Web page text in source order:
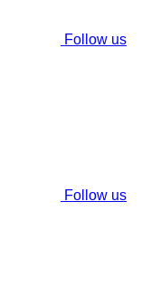
Follow us
Follow us